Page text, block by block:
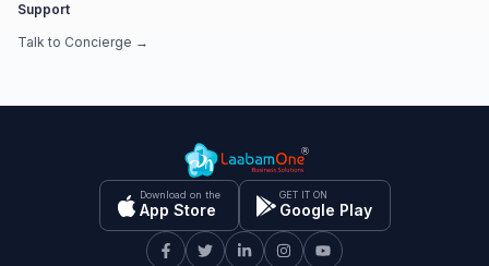
Support
Talk to Concierge →
Download on the
App Store
GET IT ON
Google Play